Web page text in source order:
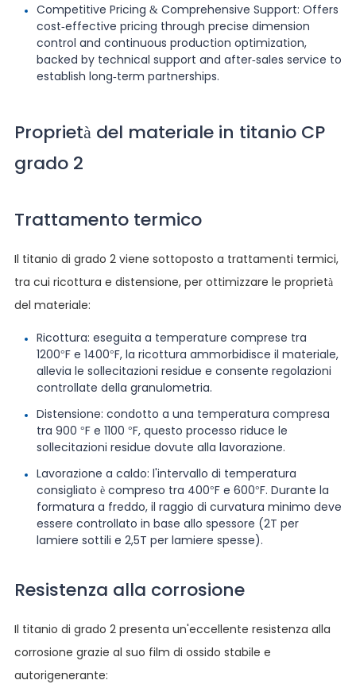
Competitive Pricing & Comprehensive Support: Offers
cost-effective pricing through precise dimension
control and continuous production optimization,
backed by technical support and after-sales service to
establish long-term partnerships.
Proprietà del materiale in titanio CP
grado 2
Trattamento termico
Il titanio di grado 2 viene sottoposto a trattamenti termici,
tra cui ricottura e distensione, per ottimizzare le proprietà
del materiale:
Ricottura: eseguita a temperature comprese tra
1200°F e 1400°F, la ricottura ammorbidisce il materiale,
allevia le sollecitazioni residue e consente regolazioni
controllate della granulometria.
Distensione: condotto a una temperatura compresa
tra 900 °F e 1100 °F, questo processo riduce le
sollecitazioni residue dovute alla lavorazione.
Lavorazione a caldo: l'intervallo di temperatura
consigliato è compreso tra 400°F e 600°F. Durante la
formatura a freddo, il raggio di curvatura minimo deve
essere controllato in base allo spessore (2T per
lamiere sottili e 2,5T per lamiere spesse).
Resistenza alla corrosione
Il titanio di grado 2 presenta un'eccellente resistenza alla
corrosione grazie al suo film di ossido stabile e
autorigenerante: